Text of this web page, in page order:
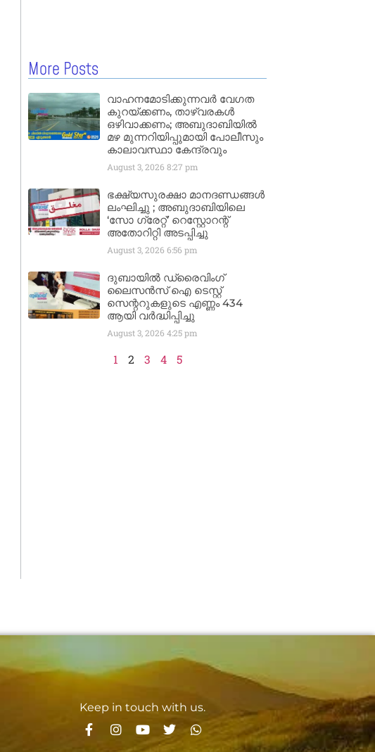
More Posts
വാഹനമോടിക്കുന്നവർ വേഗത
കുറയ്ക്കണം, താഴ്‌വരകൾ
ഒഴിവാക്കണം; അബുദാബിയിൽ
മഴ മുന്നറിയിപ്പുമായി പോലീസും
കാലാവസ്ഥാ കേന്ദ്രവും
August 3, 2026 8:27 pm
ഭക്ഷ്യസുരക്ഷാ മാനദണ്ഡങ്ങൾ
ലംഘിച്ചു ; അബുദാബിയിലെ
‘സോ ഗ്രേറ്റ്’ റെസ്റ്റോറന്റ്
അതോറിറ്റി അടപ്പിച്ചു
August 3, 2026 6:56 pm
ദുബായിൽ ഡ്രൈവിംഗ്
ലൈസൻസ് ഐ ടെസ്റ്റ്
സെന്ററുകളുടെ എണ്ണം 434
ആയി വർദ്ധിപ്പിച്ചു
August 3, 2026 4:25 pm
1 2 3 4 5
Keep in touch with us.